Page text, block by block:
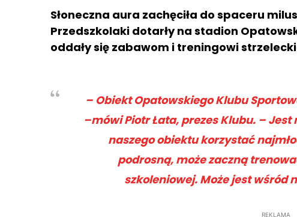
Słoneczna aura zachęciła do spaceru
Przedszkolaki dotarły na stadion
oddały się zabawom i treningowi
– Obiekt Opatowskiego Klubu
–mówi Piotr Łata, prezes Klubu. – Jest
naszego obiektu korzystać
podrosną, może zaczną
szkoleniowej. Może jest wśród
REKLAMA